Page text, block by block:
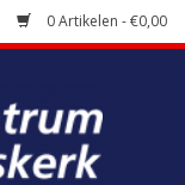
0 Artikelen - €0,00